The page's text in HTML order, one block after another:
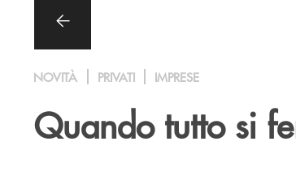
NOVITÀ PRIVATI IMPRESE
Quando tutto si